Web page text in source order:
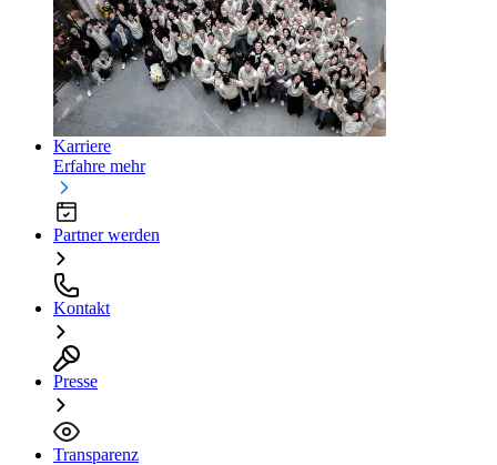
Karriere
Erfahre mehr
Partner werden
Kontakt
Presse
Transparenz